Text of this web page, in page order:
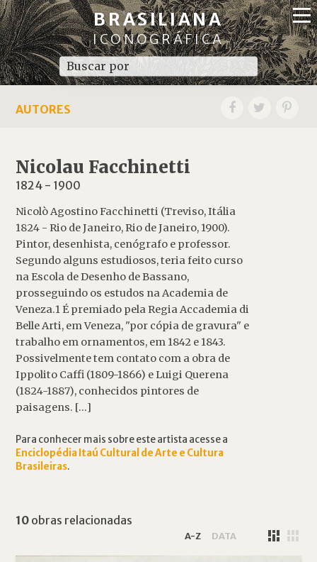
BRASILIANA
ICONOGRÁFICA
AUTORES
Nicolau Facchinetti
1824 - 1900
Nicolò Agostino Facchinetti (Treviso, Itália
1824 - Rio de Janeiro, Rio de Janeiro, 1900).
Pintor, desenhista, cenógrafo e professor.
Segundo alguns estudiosos, teria feito curso
na Escola de Desenho de Bassano,
prosseguindo os estudos na Academia de
Veneza.1 É premiado pela Regia Accademia di
Belle Arti, em Veneza, "por cópia de gravura" e
trabalho em ornamentos, em 1842 e 1843.
Possivelmente tem contato com a obra de
Ippolito Caffi (1809-1866) e Luigi Querena
(1824-1887), conhecidos pintores de
paisagens. [...]
Para conhecer mais sobre este artista acesse a
Enciclopédia Itaú Cultural de Arte e Cultura
Brasileiras.
10 obras relacionadas
A-Z DATA